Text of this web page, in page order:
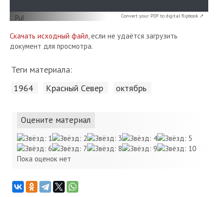
Convert your PDF to digital flipbook ↗
Скачать исходный файл, если не удаётся загрузить
документ для просмотра.
Теги материала:
1964 Красный Cевер октябрь
Оцените материал
Пока оценок нет